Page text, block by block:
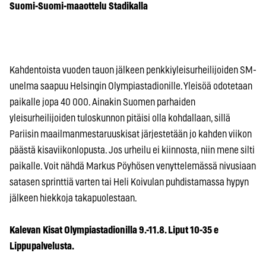
Suomi-Suomi-maaottelu Stadikalla
Kahdentoista vuoden tauon jälkeen penkkiyleisurheilijoiden SM-
unelma saapuu Helsingin Olympiastadionille. Yleisöä odotetaan
paikalle jopa 40 000. Ainakin Suomen parhaiden
yleisurheilijoiden tuloskunnon pitäisi olla kohdallaan, sillä
Pariisin maailmanmestaruuskisat järjestetään jo kahden viikon
päästä kisaviikonlopusta. Jos urheilu ei kiinnosta, niin mene silti
paikalle. Voit nähdä Markus Pöyhösen venyttelemässä nivusiaan
satasen sprinttiä varten tai Heli Koivulan puhdistamassa hypyn
jälkeen hiekkoja takapuolestaan.
Kalevan Kisat Olympiastadionilla 9.-11.8. Liput 10-35 e
Lippupalvelusta.